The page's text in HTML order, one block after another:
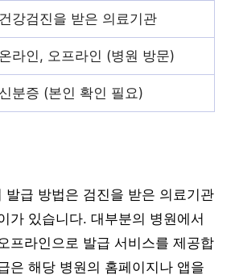
건강검진을 받은 의료기관
온라인, 오프라인 (병원 방문)
신분증 (본인 확인 필요)
발급 방법은 검진을 받은 의료기관
가 있습니다. 대부분의 병원에서
프라인으로 발급 서비스를 제공합
은 해당 병원의 홈페이지나 앱을